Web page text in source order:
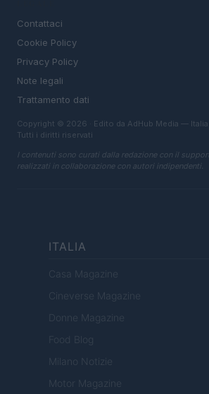
Contattaci
Cookie Policy
Privacy Policy
Note legali
Trattamento dati
Copyright © 2026 · Edito da AdHub Media — Italia
Tutti i diritti riservati
I contenuti sono curati dalla redazione con il
realizzati in collaborazione con autori indipendenti.
ITALIA
Casa Magazine
Cineverse Magazine
Donne Magazine
Food Blog
Milano Notizie
Motor Magazine